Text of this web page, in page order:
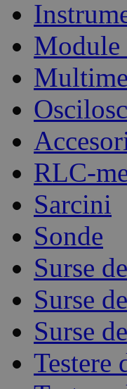
Module
RLC-
Sarcini
Sonde
Surse
Surse
Surse
Testere